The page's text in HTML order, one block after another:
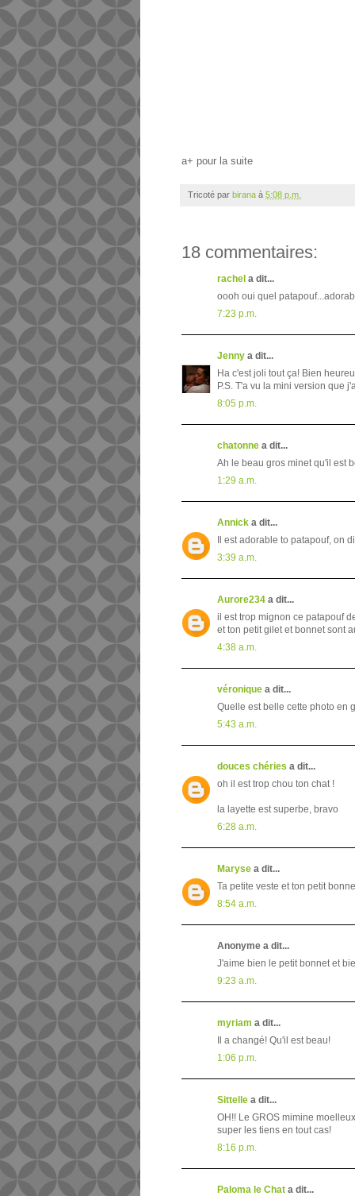
a+ pour la suite
Tricoté par birana à 5:08 p.m.
18 commentaires:
rachel a dit...
oooh oui quel
7:23 p.m.
Jenny a dit...
Ha c'est joli tout ça! Bien
P.S. T'a vu la mini version que
8:05 p.m.
chatonne a dit...
Ah le beau gros minet qu'il est
1:29 a.m.
Annick a dit...
Il est adorable to patapouf, on
3:39 a.m.
Aurore234 a dit...
il est trop mignon ce patapouf
et ton petit gilet et bonnet sont
4:38 a.m.
véronique a dit...
Quelle est belle cette photo en
5:43 a.m.
douces chéries a dit...
oh il est trop chou ton chat !
la layette est superbe, bravo
6:28 a.m.
Maryse a dit...
Ta petite veste et ton petit
8:54 a.m.
Anonyme a dit...
J'aime bien le petit bonnet et
9:23 a.m.
myriam a dit...
Il a changé! Qu'il est beau!
1:06 p.m.
Sittelle a dit...
OH!! Le GROS mimine
super les tiens en tout cas!
8:16 p.m.
Paloma le Chat a dit...